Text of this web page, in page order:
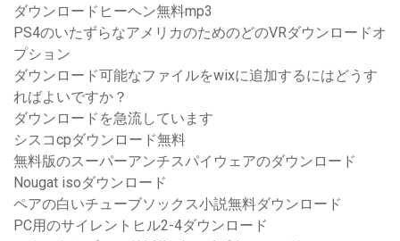
ダウンロードヒーヘン無料mp3
PS4のいたずらなアメリカのためのどのVRダウンロードオ
プション
ダウンロード可能なファイルをwixに追加するにはどうす
ればよいですか？
ダウンロードを急流しています
シスコcpダウンロード無料
無料版のスーパーアンチスパイウェアのダウンロード
Nougat isoダウンロード
ペアの白いチューブソックス小説無料ダウンロード
PC用のサイレントヒル2-4ダウンロード